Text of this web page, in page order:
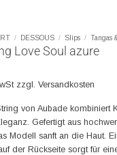
/ DESSOUS / Slips / Tangas
Love Soul azure
zzgl. Versandkosten
von Aubade kombiniert
Gefertigt aus
Modell sanft an die Haut.
der Rückseite sorgt für